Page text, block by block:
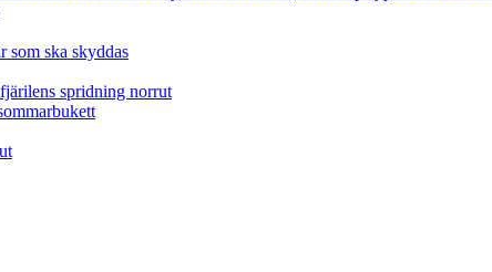
som ska skyddas
spridning norrut